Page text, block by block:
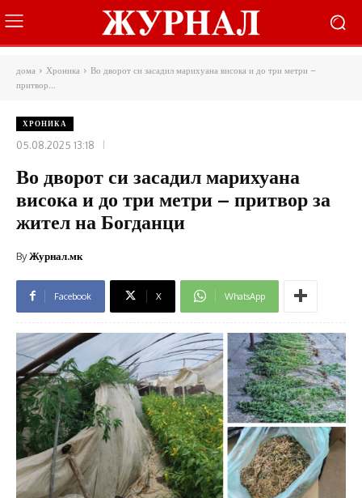
дома Хроника
Во дворот си засадил марихуана висока и до три метри –
притвор...
ХРОНИКА
05.08.2025 13:18
Во дворот си засадил марихуана
висока и до три метри – притвор за
жител на Богданци
ByЖурнал.мк
Facebook X WhatsApp